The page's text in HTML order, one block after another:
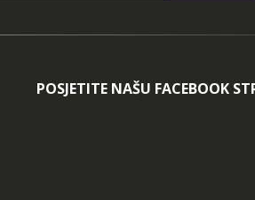
POSJETITE NAŠU FACEBOOK